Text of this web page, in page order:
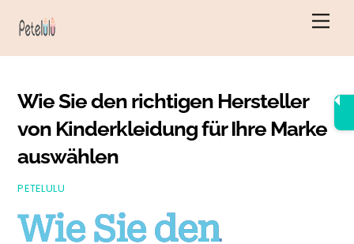
Inhalt
Wie Sie den richtigen Hersteller
von Kinderkleidung für Ihre Marke
auswählen
PETELULU
Wie Sie den